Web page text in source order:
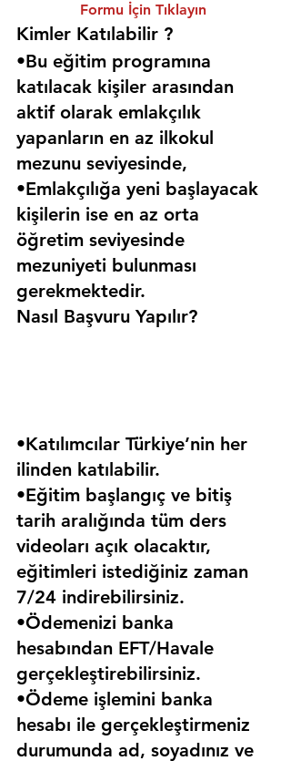
Formu İçin Tıklayın
Kimler Katılabilir ?
•Bu eğitim programına
katılacak kişiler arasından
aktif olarak emlakçılık
yapanların en az ilkokul
mezunu seviyesinde,
•Emlakçılığa yeni başlayacak
kişilerin ise en az orta
öğretim seviyesinde
mezuniyeti bulunması
gerekmektedir.
Nasıl Başvuru Yapılır?
•Katılımcılar Türkiye’nin her
ilinden katılabilir.
•Eğitim başlangıç ve bitiş
tarih aralığında tüm ders
videoları açık olacaktır,
eğitimleri istediğiniz zaman
7/24 indirebilirsiniz.
•Ödemenizi banka
hesabından EFT/Havale
gerçekleştirebilirsiniz.
•Ödeme işlemini banka
hesabı ile gerçekleştirmeniz
durumunda ad, soyadınız ve